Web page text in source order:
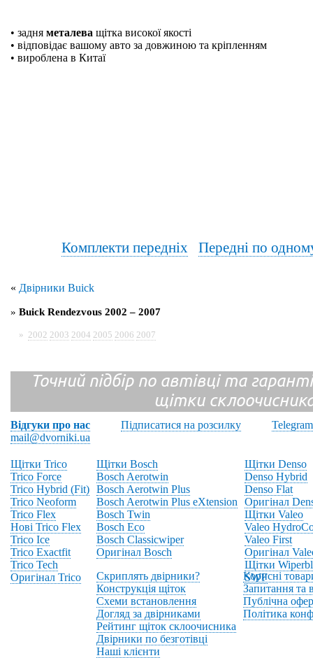
• задня металева щітка високої якості
• відповідає вашому авто за довжиною та кріпленням
• вироблена в Китаї
Комплекти передніх Передні по
« Двірники Buick
» Buick Rendezvous 2002 – 2007
» 2002 2003 2004 2005 2006 2007
Точний підбір по автівці та
щітки
Відгуки про нас Підписатися на розсилку
Telegram
mail@dvorniki.ua
Щітки Trico
Trico Force
Trico Hybrid (Fit)
Trico Neoform
Trico Flex
Нові Trico Flex
Trico Ice
Trico Exactfit
Trico Tech
Оригінал Trico
Щітки Bosch
Bosch Aerotwin
Bosch Aerotwin Plus
Bosch Aerotwin Plus eXtension
Bosch Twin
Bosch Eco
Bosch Classicwiper
Оригінал Bosch
Щітки Denso
Denso Hybrid
Denso Flat
Оригінал
Щітки Valeo
Valeo
Valeo First
Оригінал
Щітки
SWF
Скриплять двірники?
Конструкція щіток
Схеми встановлення
Догляд за двірниками
Рейтинг щіток склоочисника
Двірники по безготівці
Наші клієнти
Корисні
Запитання та
Публічна
Політика